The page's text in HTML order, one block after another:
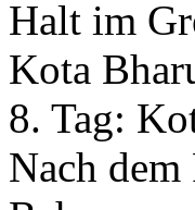
Halt im
Kota
8. Tag:
Nach